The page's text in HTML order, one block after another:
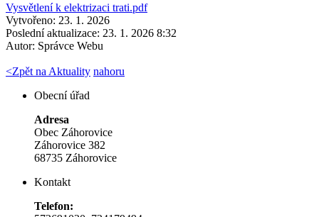
Vysvětlení k elektrizaci trati.pdf
Vytvořeno: 23. 1. 2026
Poslední aktualizace: 23. 1. 2026 8:32
Autor: Správce Webu
<Zpět na Aktuality nahoru
Obecní úřad
Adresa
Obec Záhorovice
Záhorovice 382
68735 Záhorovice
Kontakt
Telefon: